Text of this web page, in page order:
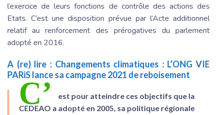
l’exercice de leurs fonctions de contrôle des actions des
Etats. C’est une disposition prévue par l’Acte additionnel
relatif au renforcement des prérogatives du parlement
adopté en 2016.
A (re) lire : Changements climatiques : L’ONG VIE
PARiS lance sa campagne 2021 de reboisement
C’
est pour atteindre ces objectifs que la
CEDEAO a adopté en 2005, sa politique régionale